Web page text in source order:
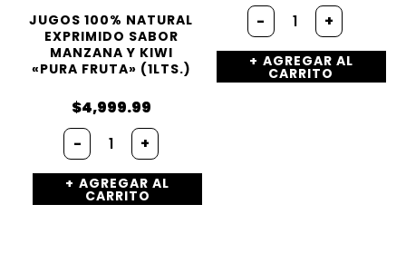
JUGOS 100% NATURAL
EXPRIMIDO SABOR
MANZANA Y KIWI
«PURA FRUTA» (1LTS.)
$4,999.99
- Jugos
100%
Natural
Exprimido
Sabor
+
AGREGAR AL
CARRITO
- Franui
con
leche
sin
tacc
+
AGREGAR AL
CARRITO